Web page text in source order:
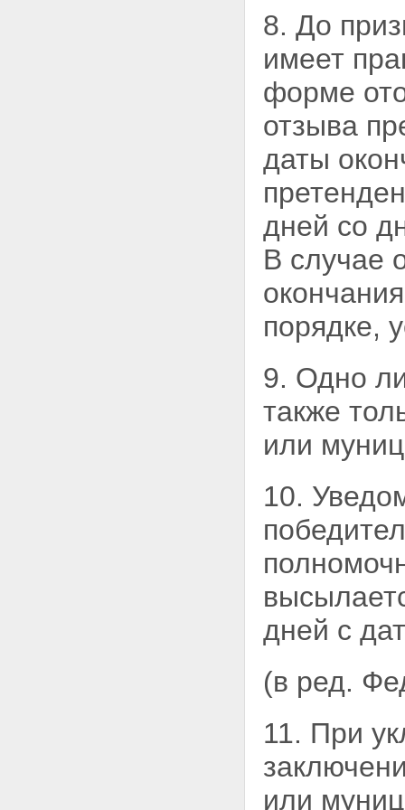
8. До
имеет
форме
отзыва
даты
дней со
В случае
порядке,
9. Одно
также
или
10.
дней с
(в ред.
11. При
или